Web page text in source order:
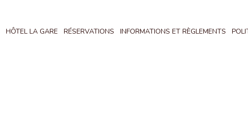
HÔTEL LA GARE RÉSERVATIONS INFORMATIONS ET RÈGLEMENTS